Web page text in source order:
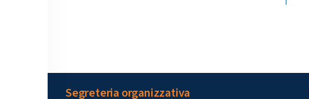
Segreteria organizzativa